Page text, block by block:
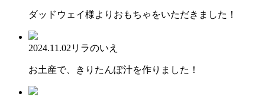
ダッドウェイ様よりおもちゃをいただきました！
2024.11.02 リラのいえ
お土産で、きりたんぽ汁を作りました！